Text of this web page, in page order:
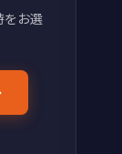
お選